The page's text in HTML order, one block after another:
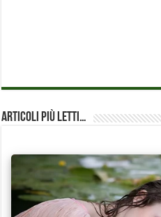
Articoli più Letti…